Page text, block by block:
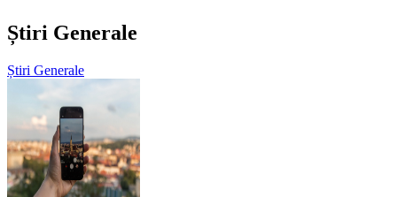
Știri Generale
Știri Generale